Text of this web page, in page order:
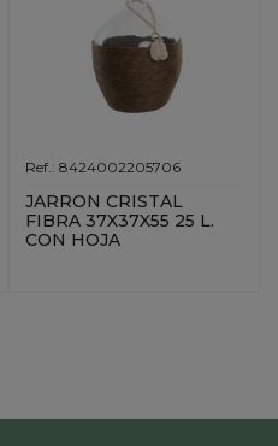
Ref.: 8424002205706
JARRON CRISTAL
FIBRA 37X37X55 25 L.
CON HOJA